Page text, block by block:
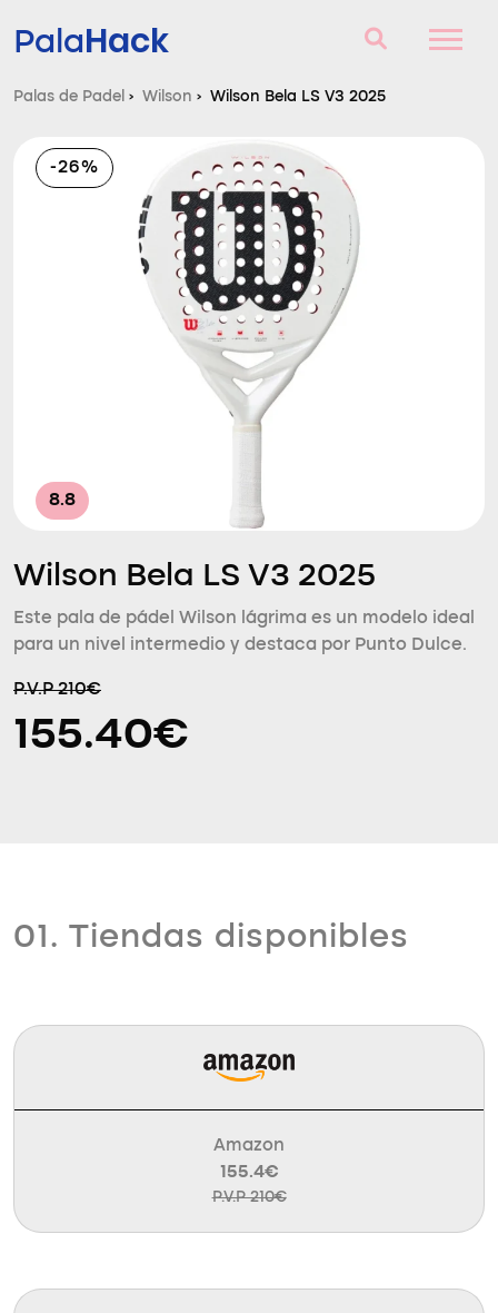
PalaHack
Palas de Padel
Consultorio
Comparador
Palas de Padel › Wilson › Wilson Bela LS V3 2025
-26%
8.8
Wilson Bela LS V3 2025
Este pala de pádel Wilson lágrima es un modelo ideal
para un nivel intermedio y destaca por Punto Dulce.
P.V.P 210€
155.40€
01. Tiendas disponibles
Amazon
155.4€
P.V.P 210€